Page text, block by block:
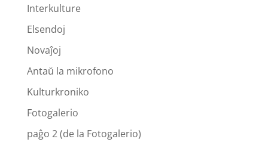
Interkulture
Elsendoj
Novaĵoj
Antaŭ la mikrofono
Kulturkroniko
Fotogalerio
paĝo 2 (de la Fotogalerio)